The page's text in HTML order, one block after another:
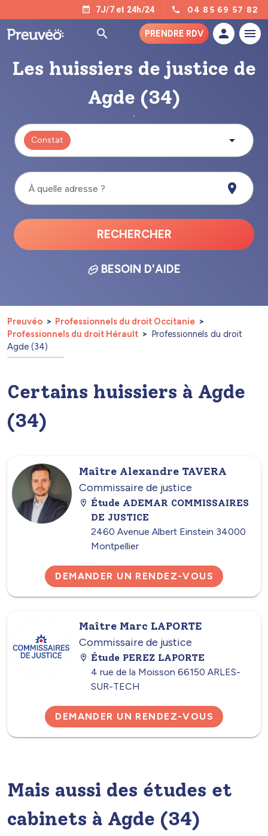
7J/7 et 24h/24 04 85 69 57 82
PRENDRE RDV
Les huissiers de justice de
Agde (34)
Constat
À quelle adresse ?
RECHERCHER
BESOIN D'AIDE
Preuvéo
Professionnels du droit Occitanie
Professionnels du droit Hérault
Professionnels du droit
Agde (34)
Certains huissiers à Agde
(34)
Maître Alexandre TAVERA
Commissaire de justice
Étude ADEMAR COMMISSAIRES
DE JUSTICE
2460 Avenue Albert Einstein 34000
Montpellier
DEMANDER UN RENDEZ-VOUS
Maître Marc LAPORTE
Commissaire de justice
Étude PEREZ LAPORTE
4 rue de la Moisson 66150 ARLES-
SUR-TECH
DEMANDER UN RENDEZ-VOUS
Mais aussi des études et
cabinets à Agde (34)